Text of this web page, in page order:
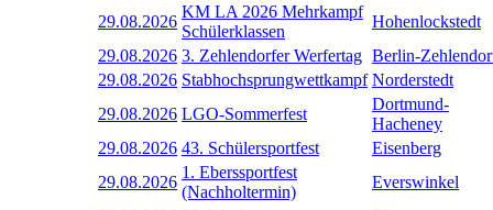
29.08.2026
KM LA 2026 Mehrkampf
Schülerklassen
Hohenlockstedt
29.08.2026 3. Zehlendorfer Werfertag Berlin-
29.08.2026 Stabhochsprungwettkampf Norderstedt
29.08.2026 LGO-Sommerfest
Dortmund-
Hacheney
29.08.2026 43. Schülersportfest
Eisenberg
29.08.2026
1. Eberssportfest
(Nachholtermin)
Everswinkel